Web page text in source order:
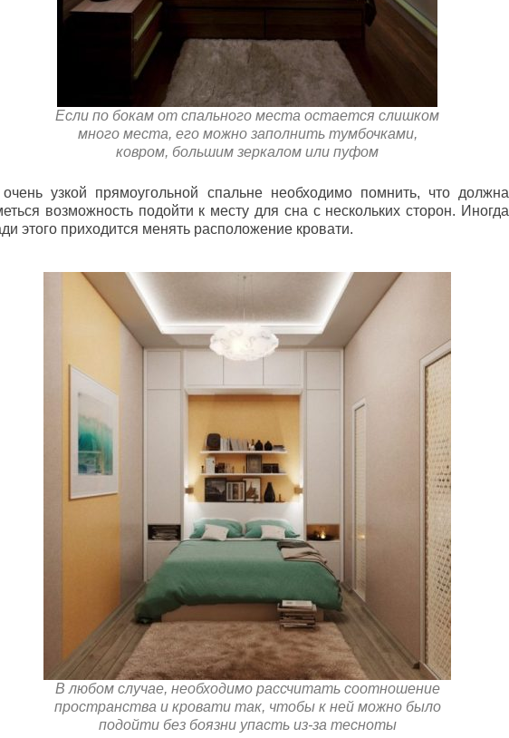
Если по бокам от спального места остается слишком
много места, его можно заполнить тумбочками,
ковром, большим зеркалом или пуфом
узкой прямоугольной спальне необходимо помнить, что должна
возможность подойти к месту для сна с нескольких сторон. Иногда
этого приходится менять расположение кровати.
В любом случае, необходимо рассчитать соотношение
пространства и кровати так, чтобы к ней можно было
подойти без боязни упасть из-за тесноты